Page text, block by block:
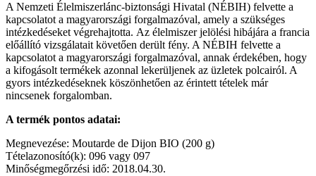
A Nemzeti Élelmiszerlánc-biztonsági Hivatal (NÉBIH) felvette a
kapcsolatot a magyarországi forgalmazóval, amely a szükséges
intézkedéseket végrehajtotta. Az élelmiszer jelölési hibájára a francia
előállító vizsgálatait követően derült fény. A NÉBIH felvette a
kapcsolatot a magyarországi forgalmazóval, annak érdekében, hogy
a kifogásolt termékek azonnal lekerüljenek az üzletek polcairól. A
gyors intézkedéseknek köszönhetően az érintett tételek már
nincsenek forgalomban.
A termék pontos adatai:
Megnevezése: Moutarde de Dijon BIO (200 g)
Tételazonosító(k): 096 vagy 097
Minőségmegőrzési idő: 2018.04.30.